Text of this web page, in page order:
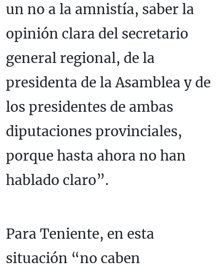
un no a la amnistía, saber la
opinión clara del secretario
general regional, de la
presidenta de la Asamblea y de
los presidentes de ambas
diputaciones provinciales,
porque hasta ahora no han
hablado claro”.
Para Teniente, en esta
situación “no caben